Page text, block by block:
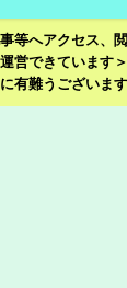
等へアクセス、
営できています
有難うございます